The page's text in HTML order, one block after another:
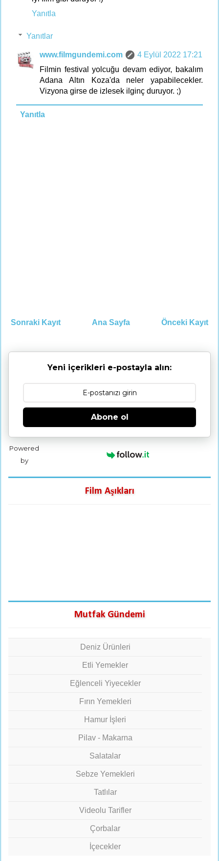
Yanıtla
Yanıtlar
www.filmgundemi.com
4 Eylül 2022 17:21
Filmin festival yolcuğu devam ediyor, bakalım
Adana Altın Koza'da neler yapabilecekler.
Vizyona girse de izlesek ilginç duruyor. ;)
Yanıtla
Sonraki Kayıt Önceki Kayıt
Ana Sayfa
Yeni içerikleri e-postayla alın:
Abone ol
Powered
by
Film Aşıkları
Mutfak Gündemi
Deniz Ürünleri
Etli Yemekler
Eğlenceli Yiyecekler
Fırın Yemekleri
Hamur İşleri
Pilav - Makarna
Salatalar
Sebze Yemekleri
Tatlılar
Videolu Tarifler
Çorbalar
İçecekler